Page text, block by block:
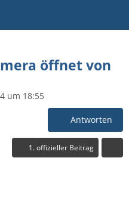
öffnet von
um 18:55
Antworten
1. offizieller Beitrag